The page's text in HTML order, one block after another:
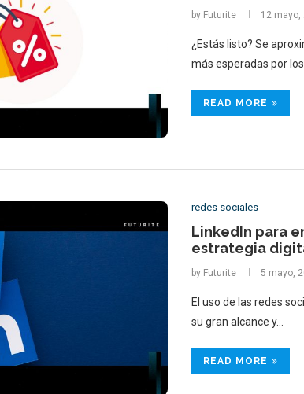
by Futurite 12 mayo,
¿Estás listo? Se
más esperadas por
READ MORE
redes sociales
LinkedIn para
estrategia
by Futurite 5 mayo,
El uso de las redes
su gran alcance y…
READ MORE